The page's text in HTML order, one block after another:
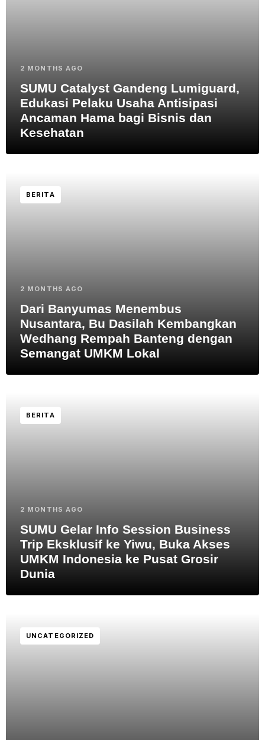
2 MONTHS AGO
SUMU Catalyst Gandeng Lumiguard,
Edukasi Pelaku Usaha Antisipasi
Ancaman Hama bagi Bisnis dan
Kesehatan
BERITA
2 MONTHS AGO
Dari Banyumas Menembus
Nusantara, Bu Dasilah Kembangkan
Wedhang Rempah Banteng dengan
Semangat UMKM Lokal
BERITA
2 MONTHS AGO
SUMU Gelar Info Session Business
Trip Eksklusif ke Yiwu, Buka Akses
UMKM Indonesia ke Pusat Grosir
Dunia
UNCATEGORIZED